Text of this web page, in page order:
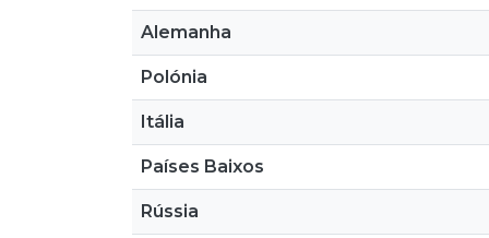
Alemanha
Polónia
Itália
Países Baixos
Rússia